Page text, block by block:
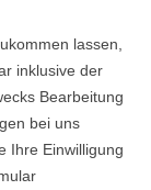
lassen,
inklusive der
Bearbeitung
bei uns
Ihre Einwilligung